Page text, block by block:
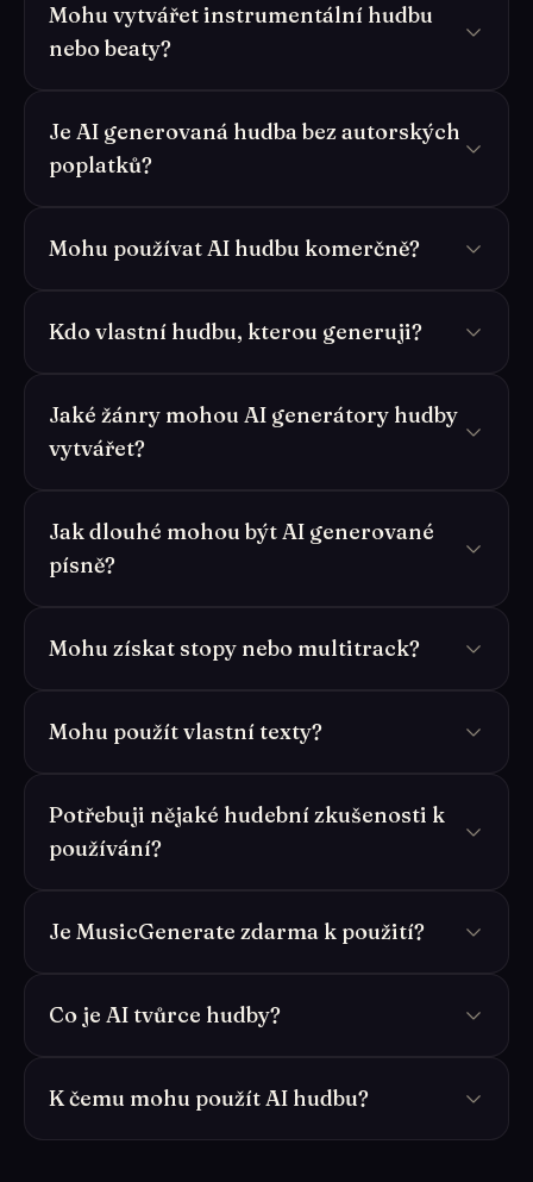
Mohu vytvářet instrumentální hudbu
nebo beaty?
Je AI generovaná hudba bez autorských
poplatků?
Mohu používat AI hudbu komerčně?
Kdo vlastní hudbu, kterou generuji?
Jaké žánry mohou AI generátory hudby
vytvářet?
Jak dlouhé mohou být AI generované
písně?
Mohu získat stopy nebo multitrack?
Mohu použít vlastní texty?
Potřebuji nějaké hudební zkušenosti k
používání?
Je MusicGenerate zdarma k použití?
Co je AI tvůrce hudby?
K čemu mohu použít AI hudbu?